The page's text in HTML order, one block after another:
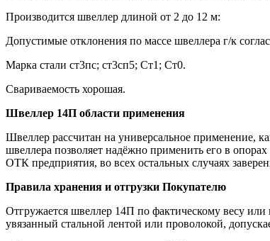
Производится швеллер длиной от 2 до 12 м:
Допустимые отклонения по массе швеллера г/к
Марка стали ст3пс; ст3сп5; Ст1; Ст0.
Свариваемость хорошая.
Швеллер 14П области применения
Швеллер рассчитан на универсальное применение,
швеллера позволяет надёжно применить его в
ОТК предприятия, во всех остальных случаях
Правила хранения и отгрузки Покупателю
Отгружается швеллер 14П по фактическому весу или
увязанный стальной лентой или проволокой,